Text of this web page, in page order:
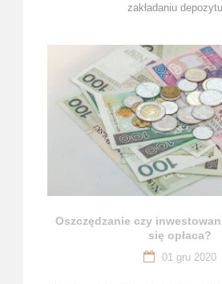
zakładaniu
Oszczędzanie czy
się opłaca?
01 gru 2020